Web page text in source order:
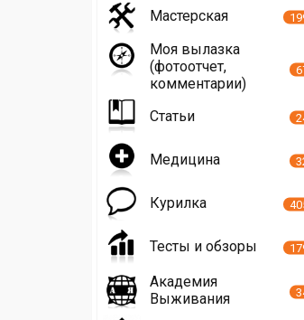
Мастерская
Моя вылазка
(фотоотчет,
комментарии)
Статьи
Медицина
Курилка
Тесты и обзоры
Академия
Выживания